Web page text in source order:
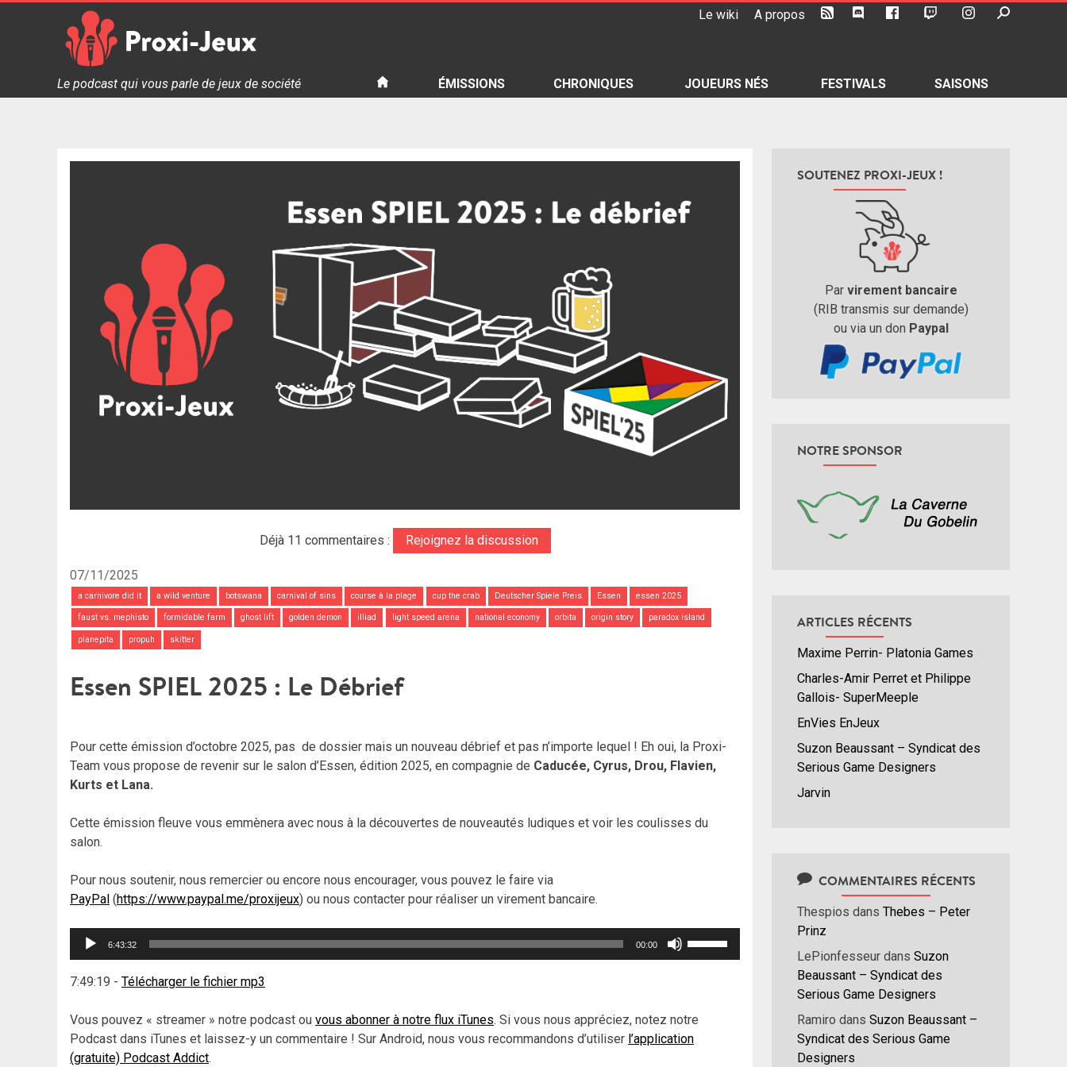
Le wiki A propos
Proxi Jeux - Le podcast qui vous parle de jeux de société
Le podcast qui vous parle de jeux de société ÉMISSIONS CHRONIQUES JOUEURS NÉS FESTIVALS SAISONS
Déjà 11 commentaires : Rejoignez la discussion
07/11/2025
a carnivore did it a wild venture botswana carnival of sins course à la plage cup the crab Deutscher Spiele Preis Essen essen 2025
faust vs. mephisto formidable farm ghost lift golden demon illiad light speed arena national economy orbita origin story paradox island
planepita propuh skitter
Essen SPIEL 2025 : Le Débrief
Pour cette émission d’octobre 2025, pas de dossier mais un nouveau débrief et pas n’importe lequel ! Eh oui, la Proxi-
Team vous propose de revenir sur le salon d’Essen, édition 2025, en compagnie de Caducée, Cyrus, Drou, Flavien,
Kurts et Lana.
Cette émission fleuve vous emmènera avec nous à la découvertes de nouveautés ludiques et voir les coulisses du
salon.
Pour nous soutenir, nous remercier ou encore nous encourager, vous pouvez le faire via
PayPal (https://www.paypal.me/proxijeux) ou nous contacter pour réaliser un virement bancaire.
Lecteur
6:43:32 00:00
7:49:19 - Télécharger le fichier mp3
Vous pouvez « streamer » notre podcast ou vous abonner à notre flux iTunes. Si vous nous appréciez, notez notre
Podcast dans iTunes et laissez-y un commentaire ! Sur Android, nous vous recommandons d’utiliser l’application
(gratuite) Podcast Addict.
SOUTENEZ PROXI-JEUX !
Par virement bancaire
(RIB transmis sur demande)
ou via un don Paypal
NOTRE SPONSOR
ARTICLES RÉCENTS
Maxime Perrin- Platonia Games
Charles-Amir Perret et Philippe
Gallois- SuperMeeple
EnVies EnJeux
Suzon Beaussant – Syndicat des
Serious Game Designers
Jarvin
COMMENTAIRES RÉCENTS
Thespios dans Thebes – Peter
Prinz
LePionfesseur dans Suzon
Beaussant – Syndicat des
Serious Game Designers
Ramiro dans Suzon Beaussant –
Syndicat des Serious Game
Designers